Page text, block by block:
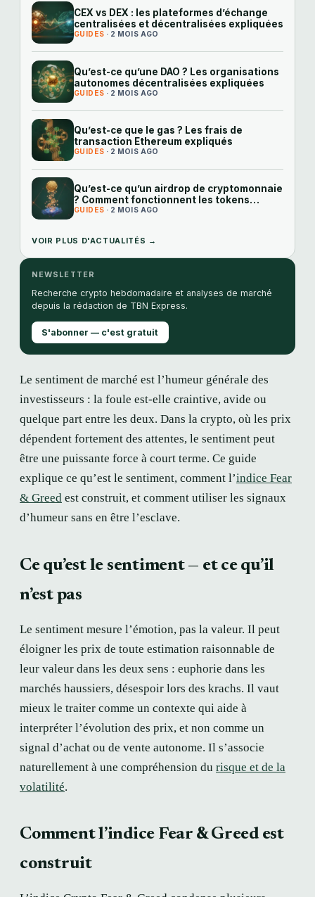
CEX vs DEX : les plateformes d’échange
centralisées et décentralisées expliquées
GUIDES · 2 MOIS AGO
Qu’est-ce qu’une DAO ? Les organisations
autonomes décentralisées expliquées
GUIDES · 2 MOIS AGO
Qu’est-ce que le gas ? Les frais de
transaction Ethereum expliqués
GUIDES · 2 MOIS AGO
Qu’est-ce qu’un airdrop de cryptomonnaie
? Comment fonctionnent les tokens
gratuits
GUIDES · 2 MOIS AGO
VOIR PLUS D'ACTUALITÉS →
NEWSLETTER
Recherche crypto hebdomadaire et analyses de marché
depuis la rédaction de TBN Express.
S'abonner — c'est gratuit
Le sentiment de marché est l’humeur générale des
investisseurs : la foule est-elle craintive, avide ou
quelque part entre les deux. Dans la crypto, où les prix
dépendent fortement des attentes, le sentiment peut
être une puissante force à court terme. Ce guide
explique ce qu’est le sentiment, comment l’indice Fear
& Greed est construit, et comment utiliser les signaux
d’humeur sans en être l’esclave.
Ce qu’est le sentiment — et ce qu’il
n’est pas
Le sentiment mesure l’émotion, pas la valeur. Il peut
éloigner les prix de toute estimation raisonnable de
leur valeur dans les deux sens : euphorie dans les
marchés haussiers, désespoir lors des krachs. Il vaut
mieux le traiter comme un contexte qui aide à
interpréter l’évolution des prix, et non comme un
signal d’achat ou de vente autonome. Il s’associe
naturellement à une compréhension du risque et de la
volatilité.
Comment l’indice Fear & Greed est
construit